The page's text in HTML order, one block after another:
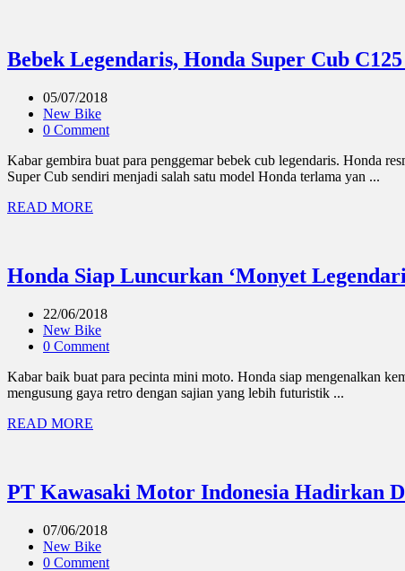
Bebek Legendaris, Honda Super Cub
05/07/2018
New Bike
0 Comment
Kabar gembira buat para penggemar bebek cub legendaris. Honda
Super Cub sendiri menjadi salah satu model Honda terlama yan ...
READ MORE
Honda Siap Luncurkan ‘Monyet
22/06/2018
New Bike
0 Comment
Kabar baik buat para pecinta mini moto. Honda siap mengenalkan
mengusung gaya retro dengan sajian yang lebih futuristik ...
READ MORE
PT Kawasaki Motor Indonesia Hadirkan
07/06/2018
New Bike
0 Comment